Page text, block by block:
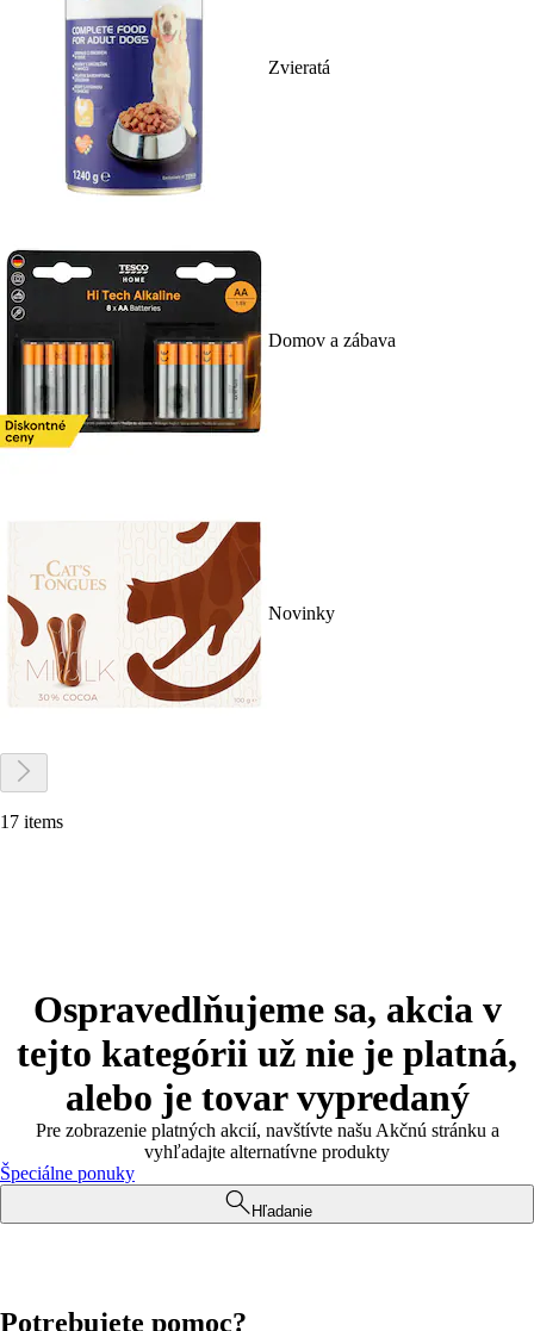
Zvieratá
Domov a zábava
Novinky
17 items
Ospravedlňujeme sa, akcia v
tejto kategórii už nie je platná,
alebo je tovar vypredaný
Pre zobrazenie platných akcií, navštívte našu Akčnú stránku a
vyhľadajte alternatívne produkty
Špeciálne ponuky
Hľadanie
Potrebujete pomoc?